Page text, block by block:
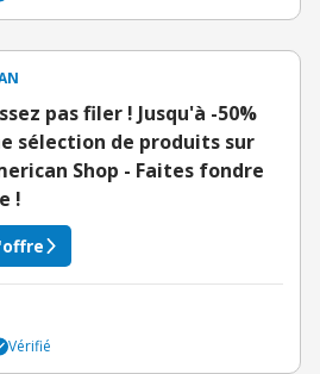
pas filer ! Jusqu'à -50%
sélection de produits sur
Shop - Faites fondre
!
Vérifié